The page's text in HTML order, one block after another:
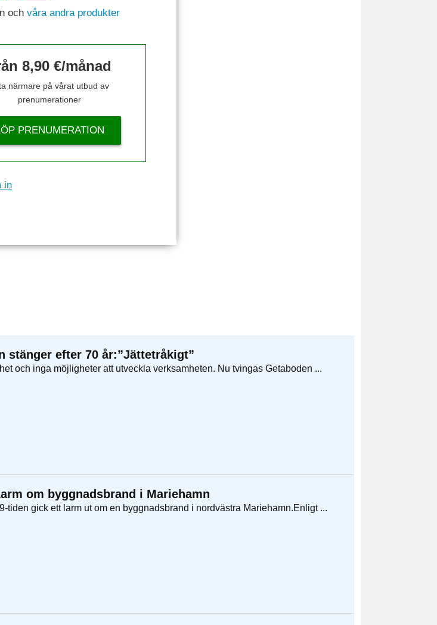
ochvåra andra produkter
8,90 €/månad
närmare på vårat utbud av
prenumerationer
PRENUMERATION
in